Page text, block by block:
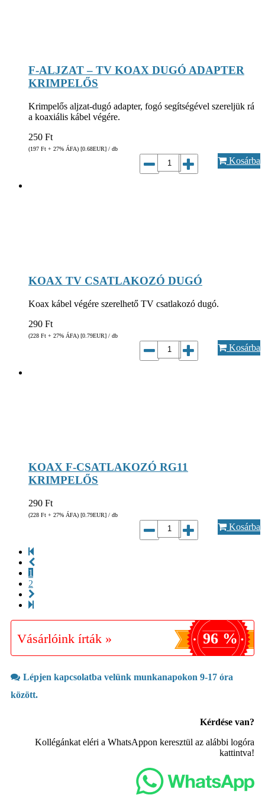
F-ALJZAT – TV KOAX DUGÓ ADAPTER
KRIMPELŐS
Krimpelős aljzat-dugó adapter, fogó segítségével szereljük rá
a koaxiális kábel végére.
250 Ft
(197 Ft + 27% ÁFA) [0.68EUR] / db
Kosárba
KOAX TV CSATLAKOZÓ DUGÓ
Koax kábel végére szerelhető TV csatlakozó dugó.
290 Ft
(228 Ft + 27% ÁFA) [0.79EUR] / db
Kosárba
KOAX F-CSATLAKOZÓ RG11
KRIMPELŐS
290 Ft
(228 Ft + 27% ÁFA) [0.79EUR] / db
Kosárba
1
2
Vásárlóink írták » 96 %
Lépjen kapcsolatba velünk munkanapokon 9-17 óra
között.
Kérdése van?
Kollégánkat eléri a WhatsAppon keresztül az alábbi logóra
kattintva!